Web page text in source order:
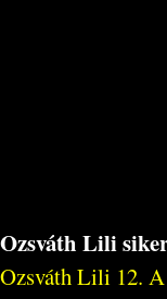
Ozsváth Lili
Ozsváth Lili 12. A